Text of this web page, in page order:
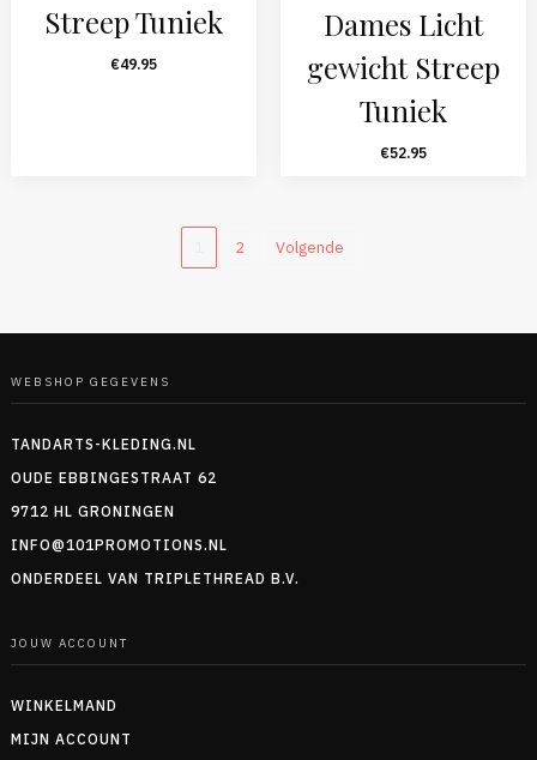
Streep Tuniek
€49.95
Dames Licht
gewicht Streep
Tuniek
€52.95
2 Volgende
WEBSHOP GEGEVENS
TANDARTS-KLEDING.NL
OUDE EBBINGESTRAAT 62
9712 HL GRONINGEN
INFO@101PROMOTIONS.NL
ONDERDEEL VAN TRIPLETHREAD B.V.
JOUW ACCOUNT
WINKELMAND
MIJN ACCOUNT